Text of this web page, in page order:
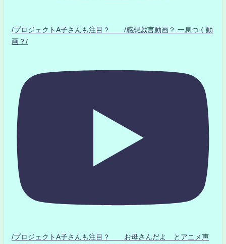
/プロジェクトA子さんも注目？ /感想戯言動画？.一息つく動
画？/
/プロジェクトA子さんも注目？ お母さんだよ とアニメ声